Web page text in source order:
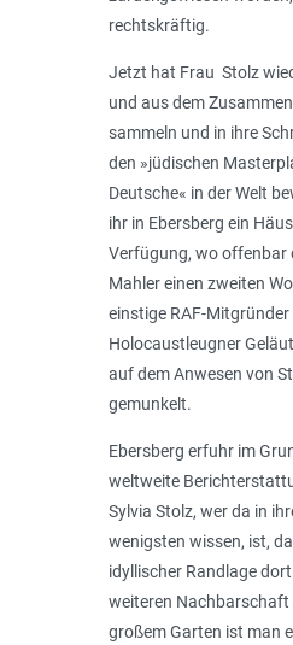
rechtskräftig.
Jetzt hat Frau Stolz
und aus dem
sammeln und in ihre
den »jüdischen
Deutsche« in der Welt
ihr in Ebersberg ein
Verfügung, wo offenbar
Mahler einen zweiten
einstige RAF-
Holocaustleugner
auf dem Anwesen von
gemunkelt.
Ebersberg erfuhr im
weltweite
Sylvia Stolz, wer da in
wenigsten wissen, ist,
idyllischer Randlage
weiteren Nachbarschaft
großem Garten ist man